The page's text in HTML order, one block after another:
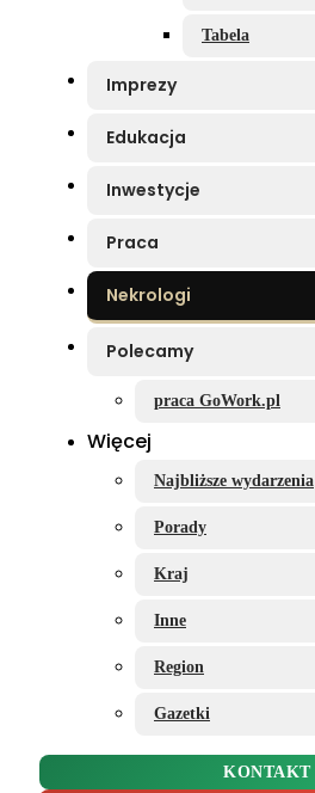
Tabela
Imprezy
Edukacja
Inwestycje
Praca
Nekrologi
Polecamy
praca GoWork.pl
Więcej
Najbliższe wydarzenia
Porady
Kraj
Inne
Region
Gazetki
KONTAKT